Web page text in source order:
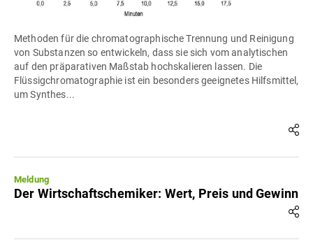
Methoden für die chromatographische Trennung und Reinigung
von Substanzen so entwickeln, dass sie sich vom analytischen
auf den präparativen Maßstab hochskalieren lassen. Die
Flüssigchromatographie ist ein besonders geeignetes Hilfsmittel,
um Synthes...
Meldung
Der Wirtschaftschemiker: Wert, Preis und Gewinn